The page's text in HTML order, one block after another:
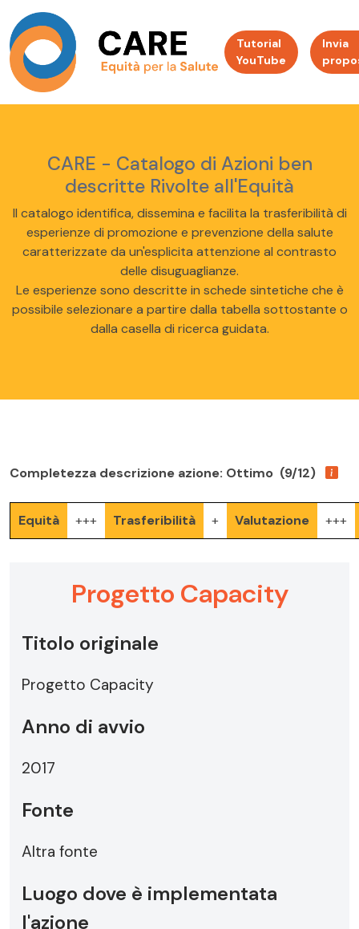
Tutorial
YouTube
Invia
CARE - Catalogo di Azioni ben
descritte Rivolte all'Equità
Il catalogo identifica, dissemina e facilita la trasferibilità di
esperienze di promozione e prevenzione della salute
caratterizzate da un'esplicita attenzione al contrasto
delle disuguaglianze.
Le esperienze sono descritte in schede sintetiche che è
possibile selezionare a partire dalla tabella sottostante o
dalla casella di ricerca guidata.
Completezza descrizione azione: Ottimo (9/12)
Equità +++ Trasferibilità + Valutazione +++
Progetto Capacity
Titolo originale
Progetto Capacity
Anno di avvio
2017
Fonte
Altra fonte
Luogo dove è implementata
l'azione